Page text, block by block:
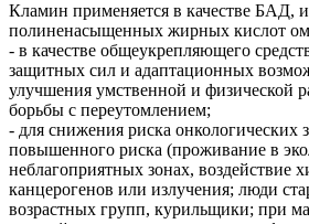
Кламин применяется в качестве БАД,
полиненасыщенных жирных кислот
- в качестве общеукрепляющего
защитных сил и адаптационных
улучшения умственной и физической
борьбы с переутомлением;
- для снижения риска онкологических
повышенного риска (проживание в
неблагоприятных зонах, воздействие
канцерогенов или излучения; люди
возрастных групп, курильщики; при